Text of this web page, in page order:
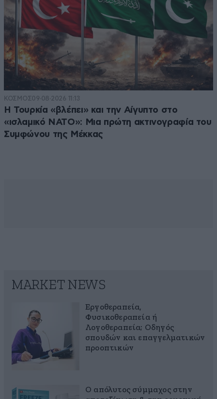
ΚΟΣΜΟΣ09·08·2026 11:13
Η Τουρκία «βλέπει» και την Αίγυπτο στο
«ισλαμικό ΝΑΤΟ»: Μια πρώτη ακτινογραφία του
Συμφώνου της Μέκκας
MARKET NEWS
Εργοθεραπεία,
Φυσικοθεραπεία ή
Λογοθεραπεία; Οδηγός
σπουδών και επαγγελματικών
προοπτικών
Ο απόλυτος σύμμαχος στην